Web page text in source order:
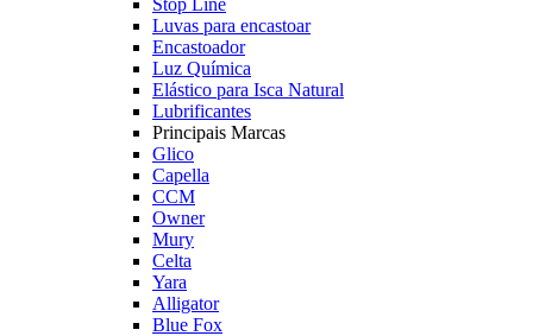
Stop Line
Luvas para encastoar
Encastoador
Luz Química
Elástico para Isca Natural
Lubrificantes
Principais Marcas
Glico
Capella
CCM
Owner
Mury
Celta
Yara
Alligator
Blue Fox